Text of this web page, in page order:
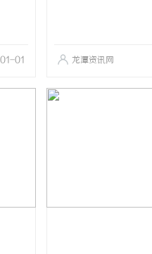
01 龙潭资讯网